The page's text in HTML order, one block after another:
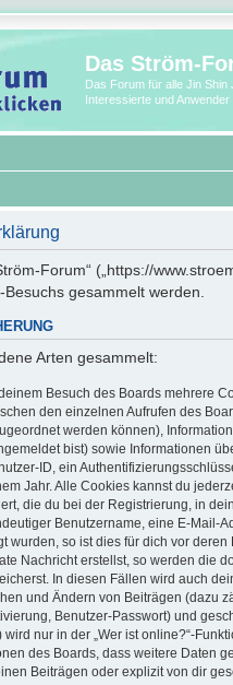
Das Ström-
Das Forum für alle Jin Shin
Interessierte und Anwender
Forum“ („https://
gesammelt werden.
Arten gesammelt:
Besuch des Boards mehrere
den einzelnen Aufrufen des
werden können),
bist) sowie Informationen
ID, ein
Jahr. Alle Cookies kannst du
die du bei der Registrierung, in
Benutzername, eine E-Mail-
wurden, so ist dies für dich vor deren
Nachricht erstellst, so werden die
In diesen Fällen wird auch
und Ändern von Beiträgen (dazu
Benutzer-Passwort) und
nur in der „Wer ist online?“-
des Boards, dass weitere Daten
Beiträgen oder explizit von dir